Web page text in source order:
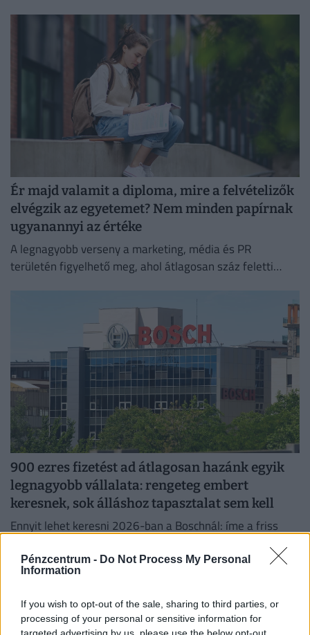
Pénzcentrum - Do Not Process My Personal
Information
If you wish to opt-out of the sale, sharing to third parties, or
processing of your personal or sensitive information for
Ér majd valamit a diploma, mire a felvételizők
elvégzik az egyetemet? Nem minden papírnak
ugyanannyi az értéke
A legnagyobb verseny a marketing, média és PR
területén figyelhető meg, ahol átlagosan száz feletti
900 ezres fizetést ad átlagosan hazánk egyik
legnagyobb vállalata: rengeteg embert
keresnek, sok álláshoz tapasztalat sem kell
Ennyit lehet keresni 2026-ban a Boschnál: íme a friss